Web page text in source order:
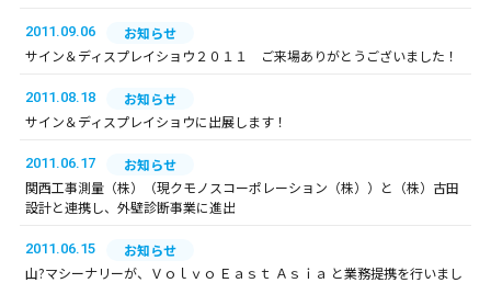
2011.09.06
お知らせ
サイン＆ディスプレイショウ２０１１ ご来場ありがとうございました！
2011.08.18
お知らせ
サイン＆ディスプレイショウに出展します！
2011.06.17
お知らせ
関西工事測量（株）（現クモノスコーポレーション（株））と（株）古田
設計と連携し、外壁診断事業に進出
2011.06.15
お知らせ
山?マシーナリーが、Ｖｏｌｖｏ Ｅａｓｔ Ａｓｉａ と業務提携を行いまし